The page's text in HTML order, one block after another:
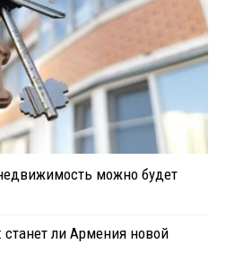
можно будет
станет ли Армения новой